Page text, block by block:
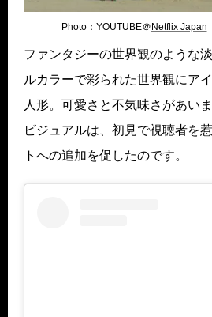
Photo：YOUTUBE＠ Netflix Japan
ファンタジーの世界観のような
ルカラーで彩られた世界観にア
人形。可愛さと不気味さがあい
ビジュアルは、初見で視聴者を
トへの追加を促したのです。